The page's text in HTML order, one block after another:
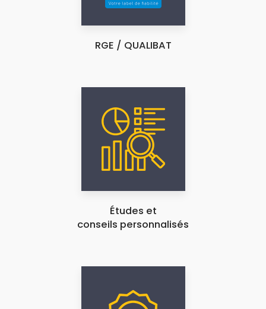
RGE / QUALIBAT
Études et
conseils personnalisés